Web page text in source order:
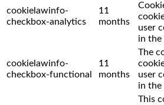
cookielawinfo-
checkbox-analytics
11
months
user
in the
cookielawinfo-
checkbox-functional
11
months
The
user
in the
This